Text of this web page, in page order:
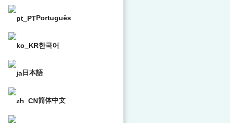
Português
한국어
日本語
简体中文